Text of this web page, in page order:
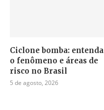
Ciclone bomba: entenda
o fenômeno e áreas de
risco no Brasil
5 de agosto, 2026